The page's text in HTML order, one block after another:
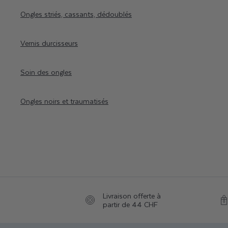
Ongles striés, cassants, dédoublés
Vernis durcisseurs
Soin des ongles
Ongles noirs et traumatisés
Livraison offerte à
partir de 44 CHF